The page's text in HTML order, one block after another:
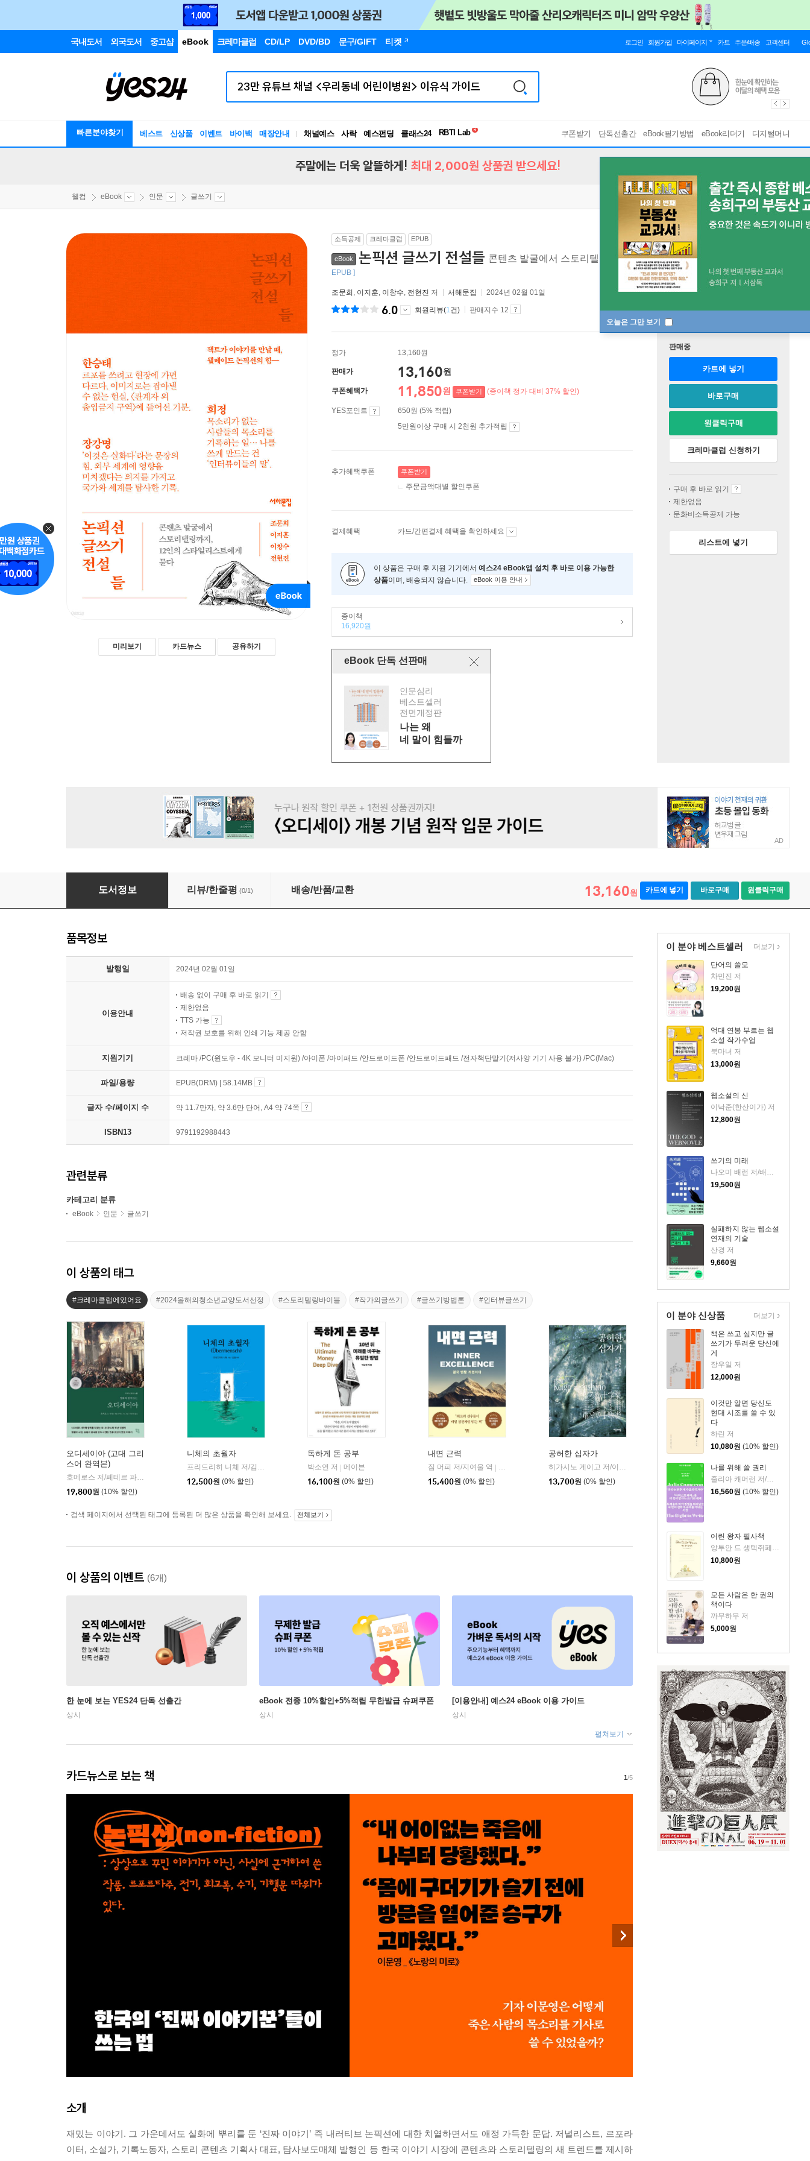
국내도서 외국도서 중고샵 eBook 크레마클럽 CD/LP DVD/BD 문구/GIFT 티켓 로그인 회원가입 마이페이지 카트 주문/배송 고객센터
빠른분야찾기 베스트 신상품 이벤트 바이백 매장안내 채널예스 사락 예스펀딩 클래스24
독서유형검사
쿠폰받기 단독선출간 eBook필기방법 eBook리더기 디지털머니
오늘은 그만 보기
주말에는 더욱 알뜰하게! 최대 2,000원 상품권 받으세요!
웰컴 eBook 인문 글쓰기
미리보기 카드뉴스 공유하기
소득공제 크레마클럽 EPUB
eBook 논픽션 글쓰기 전설들 콘텐츠 발굴에서 스토리텔링까지, 12인의 스타일리스트에게 묻다
EPUB ]
조문희 , 이지훈, 이창수, 전현진 저 서해문집 2024년 02월 01일
6.0 회원리뷰(1건) 판매지수 12
정가 13,160원
판매가 13,160원
쿠폰혜택가 11,850원 쿠폰받기 (종이책 정가 대비 37% 할인)
YES포인트
650원 (5% 적립)
5만원이상 구매 시 2천원 추가적립
추가혜택쿠폰 쿠폰받기
주문금액대별 할인쿠폰
결제혜택 카드/간편결제 혜택을 확인하세요
이 상품은 구매 후 지원 기기에서 예스24 eBook앱 설치 후 바로 이용 가능한
상품이며, 배송되지 않습니다. eBook 이용 안내
종이책
16,920원
eBook 단독 선판매
인문심리
베스트셀러
전면개정판
나는 왜
네 말이 힘들까
판매중
카트에 넣기
바로구매
원클릭구매
크레마클럽 신청하기
구매 후 바로 읽기
제한없음
문화비소득공제 가능
리스트에 넣기
AD
논픽션 글쓰기 전설들
도서정보 리뷰/한줄평 (0/1) 배송/반품/교환 13,160원 카트에 넣기 바로구매 원클릭구매
이 분야 베스트셀러
단어의 쓸모
차민진 저
19,200원
억대 연봉 부르는 웹
소설 작가수업
북마녀 저
13,000원
웹소설의 신
이낙준(한산이가) 저
12,800원
쓰기의 미래
나오미 배런 저/배동근 역
19,500원
실패하지 않는 웹소설
연재의 기술
산경 저
9,660원
더보기
이 분야 신상품
책은 쓰고 싶지만 글
쓰기가 두려운 당신에
게
장우일 저
12,000원
이것만 알면 당신도
현대 시조를 쓸 수 있
다
하린 저
10,080원 (10% 할인)
나를 위해 쓸 권리
줄리아 캐머런 저/박성혜 역
16,560원 (10% 할인)
어린 왕자 필사책
앙투안 드 생텍쥐페리 저
10,800원
모든 사람은 한 권의
책이다
까무하무 저
5,000원
더보기
품목정보
발행일 2024년 02월 01일
이용안내
배송 없이 구매 후 바로 읽기
제한없음
TTS 가능
저작권 보호를 위해 인쇄 기능 제공 안함
지원기기 크레마 /PC(윈도우 - 4K 모니터 미지원) /아이폰 /아이패드 /안드로이드폰 /안드로이드패드 /전자책단말기(저사양 기기 사용 불가) /PC(Mac)
파일/용량 EPUB(DRM) | 58.14MB
글자 수/페이지 수 약 11.7만자, 약 3.6만 단어, A4 약 74쪽
ISBN13 9791192988443
관련분류
카테고리 분류
eBook 인문 글쓰기
이 상품의 태그
#크레마클럽에있어요 #2024올해의청소년교양도서선정 #스토리텔링바이블 #작가의글쓰기 #글쓰기방법론 #인터뷰글쓰기
오디세이아 (고대 그리
스어 완역본)
| 현대지성
19,800원 (10% 할인)
니체의 초월자
12,500원 (0% 할인)
독하게 돈 공부
박소연 저 | 메이븐
16,100원 (0% 할인)
내면 근력
짐 머피 저/지여울 역 |
15,400원 (0% 할인)
공허한 십자가
자음과모음
13,700원 (0% 할인)
검색 페이지에서 선택된 태그에 등록된 더 많은 상품을 확인해 보세요. 전체보기
이 상품의 이벤트 (6개)
한 눈에 보는 YES24 단독 선출간
상시
eBook 전종 10%할인+5%적립 무한발급 슈퍼쿠폰
상시
[이용안내] 예스24 eBook 이용 가이드
상시
펼쳐보기
카드뉴스로 보는 책 1/5
소개
재밌는 이야기. 그 가운데서도 실화에 뿌리를 둔 ‘진짜 이야기’ 즉 내러티브 논픽션에 대한 치열하면서도 애정 가득한 문답. 저널리스트, 르포라
이터, 소설가, 기록노동자, 스토리 콘텐츠 기획사 대표, 탐사보도매체 발행인 등 한국 이야기 시장에 콘텐츠와 스토리텔링의 새 트렌드를 제시하